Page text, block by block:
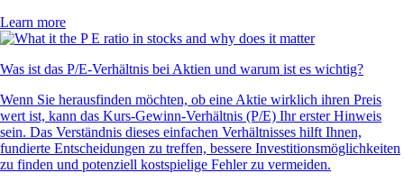
Learn more
Was ist das P/E-Verhältnis bei Aktien und warum ist es wichtig?
Wenn Sie herausfinden möchten, ob eine Aktie wirklich ihren Preis
wert ist, kann das Kurs-Gewinn-Verhältnis (P/E) Ihr erster Hinweis
sein. Das Verständnis dieses einfachen Verhältnisses hilft Ihnen,
fundierte Entscheidungen zu treffen, bessere Investitionsmöglichkeiten
zu finden und potenziell kostspielige Fehler zu vermeiden.